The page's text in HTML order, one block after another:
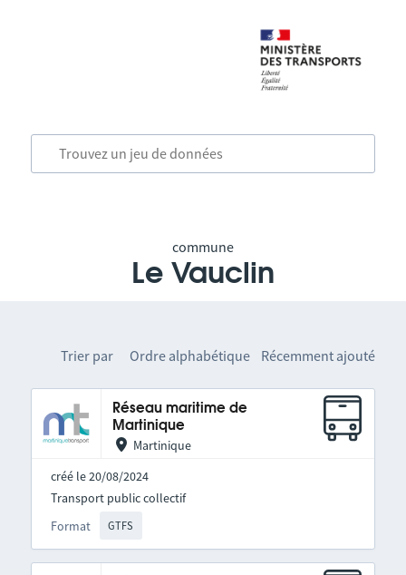
commune
Le Vauclin
Trier par Ordre alphabétique Récemment ajouté
Réseau maritime de
Martinique
Martinique
créé le 20/08/2024
Format GTFS
Transport public collectif